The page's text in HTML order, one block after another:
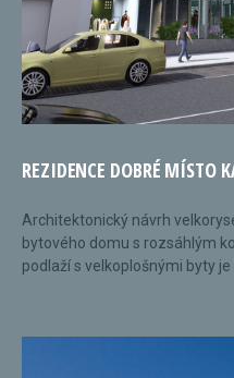
REZIDENCE DOBRÉ MÍSTO
Architektonický návrh
bytového domu s rozsáhlým
podlaží s velkoplošnými byty je